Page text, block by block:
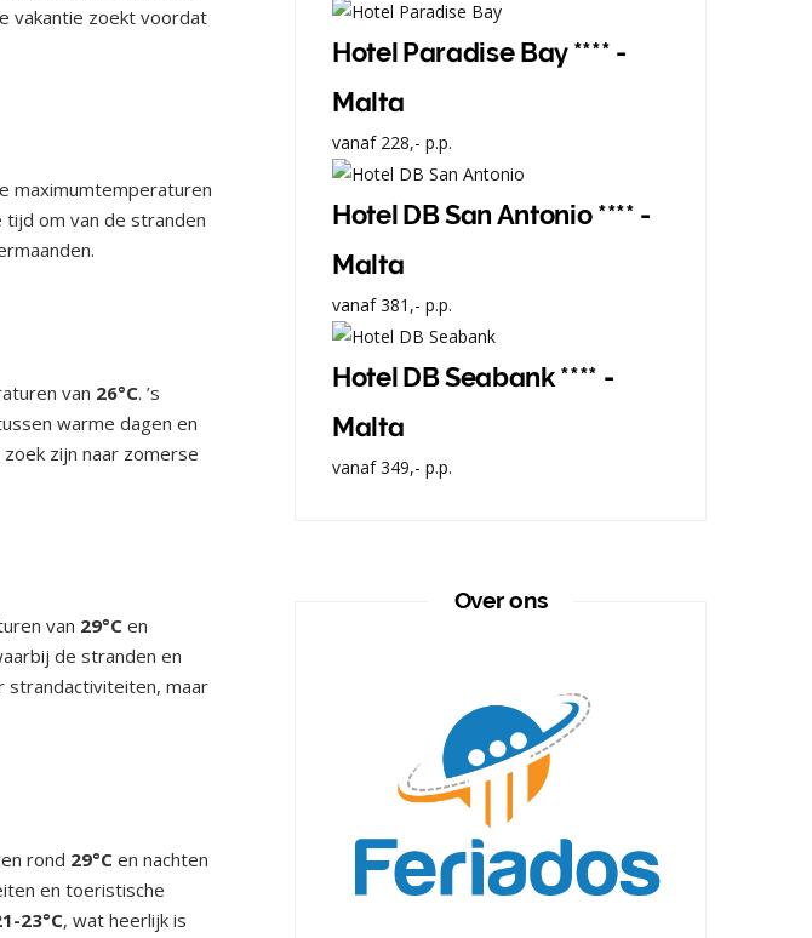
vakantie zoekt voordat
maximumtemperaturen
om van de stranden
van 26°C. ’s
warme dagen en
zijn naar zomerse
van 29°C en
de stranden en
strandactiviteiten, maar
rond 29°C en nachten
en toeristische
23°C, wat heerlijk is
Hotel Paradise Bay **** -
Malta
vanaf 228,- p.p.
Hotel DB San Antonio **** -
Malta
vanaf 381,- p.p.
Hotel DB Seabank **** -
Malta
vanaf 349,- p.p.
Over ons